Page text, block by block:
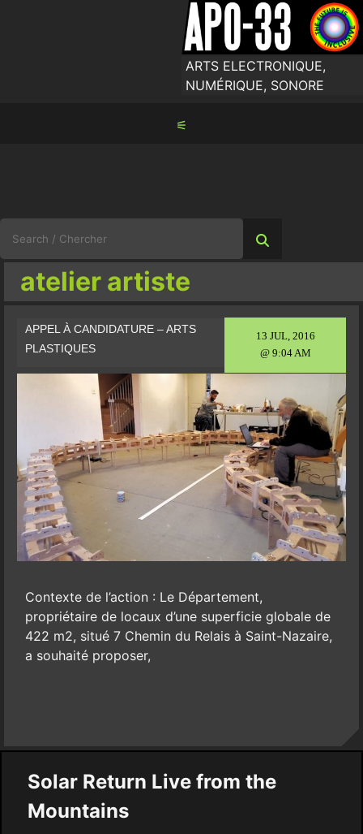
ARTS ELECTRONIQUE,
NUMÉRIQUE, SONORE
⚟
for:
atelier artiste
13 JUL, 2016
@ 9:04 AM
APPEL À CANDIDATURE – ARTS
PLASTIQUES
Contexte de l’action : Le Département,
propriétaire de locaux d’une superficie globale de
422 m2, situé 7 Chemin du Relais à Saint-Nazaire,
a souhaité proposer,
Solar Return Live from the
Mountains